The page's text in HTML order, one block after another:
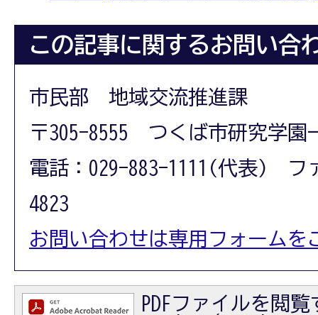
この記事に関するお問い合
市民部 地域交流推進課
〒305-8555 つくば市研究学園
電話：029-883-1111(代表) フ
4823
お問い合わせは専用フォームを
PDFファイルを閲